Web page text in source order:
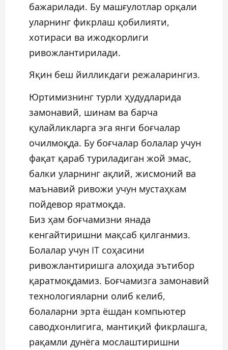
бажарилади. Бу машғулотлар орқали
уларнинг фикрлаш қобилияти,
хотираси ва ижодкорлиги
ривожлантирилади.
Яқин беш йилликдаги режаларингиз.
Юртимизнинг турли ҳудудларида
замонавий, шинам ва барча
қулайликларга эга янги боғчалар
очилмоқда. Бу боғчалар болалар учун
фақат қараб туриладиган жой эмас,
балки уларнинг ақлий, жисмоний ва
маънавий ривожи учун мустаҳкам
пойдевор яратмоқда.
Биз ҳам боғчамизни янада
кенгайтиришни мақсаб қилганмиз.
Болалар учун IT соҳасини
ривожлантиришга алоҳида эътибор
қаратмоқдамиз. Боғчамизга замонавий
технологияларни олиб келиб,
болаларни эрта ёшдан компьютер
саводхонлигига, мантиқий фикрлашга,
рақамли дунёга мослаштиришни